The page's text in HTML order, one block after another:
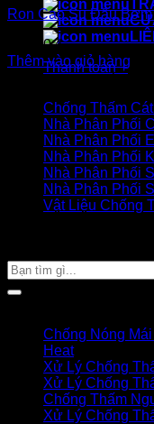
Thanh toán +
Ron Cao Su Đầu
50.000₫
Thêm vào giỏ hàng
Danh mục sản phẩm
Chống Thấm
Nhà Phân Phối
Nhà Phân Phối
Nhà Phân Phối
Nhà Phân Phối
Nhà Phân Phối
Vật Liệu Chống
Tìm
kiếm:
Chống Nóng
Heat
Xử Lý Chống
Xử Lý Chống
Chống Thấm
Xử Lý Chống